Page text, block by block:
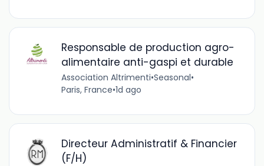
Responsable de production agro-
alimentaire anti-gaspi et durable
Association Altrimenti•Seasonal•
Paris, France•1d ago
Directeur Administratif & Financier
(F/H)